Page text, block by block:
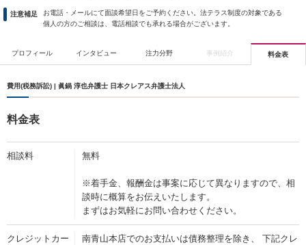
注意補足
お電話・メールにて面談希望日をご予約ください。法テラス制度の対象である
個人の方のご相談は、電話相談でも承れる場合がございます。
プロフィール インタビュー 注力分野 事例紹介 料金表
費用(税務訴訟) | 眞鍋 淳也弁護士 日本クレアス弁護士法人
料金表
相談料 無料
※着手金、報酬金は事案に応じて異なりますので、相
談時に概算をお伝えいたします。
まずはお気軽にお問い合わせください。
クレジットカー
南青山本店でのお支払いは債務整理を除き、 下記クレ